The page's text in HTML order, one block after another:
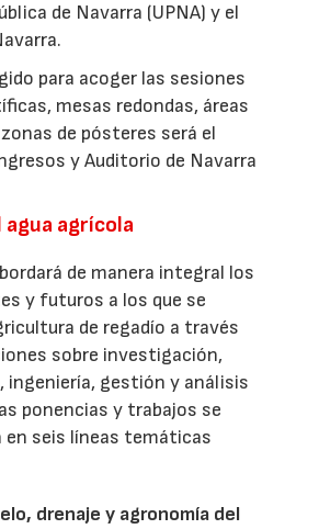
de Navarra (UPNA) y el
para acoger las sesiones
mesas redondas, áreas
de pósteres será el
y Auditorio de Navarra
agrícola
de manera integral los
y futuros a los que se
de regadío a través
sobre investigación,
ingeniería, gestión y análisis
ponencias y trabajos se
seis líneas temáticas
drenaje y agronomía del